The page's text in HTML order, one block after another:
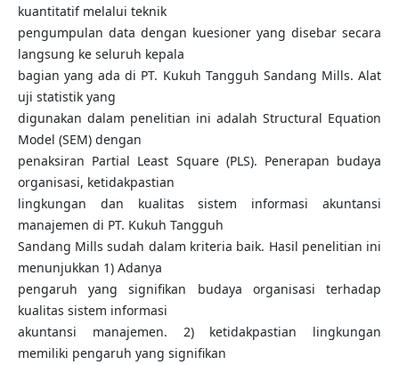
kuantitatif melalui teknik
pengumpulan data dengan kuesioner yang disebar secara
langsung ke seluruh kepala
bagian yang ada di PT. Kukuh Tangguh Sandang Mills. Alat
uji statistik yang
digunakan dalam penelitian ini adalah Structural Equation
Model (SEM) dengan
penaksiran Partial Least Square (PLS). Penerapan budaya
organisasi, ketidakpastian
lingkungan dan kualitas sistem informasi akuntansi
manajemen di PT. Kukuh Tangguh
Sandang Mills sudah dalam kriteria baik. Hasil penelitian ini
menunjukkan 1) Adanya
pengaruh yang signifikan budaya organisasi terhadap
kualitas sistem informasi
akuntansi manajemen. 2) ketidakpastian lingkungan
memiliki pengaruh yang signifikan